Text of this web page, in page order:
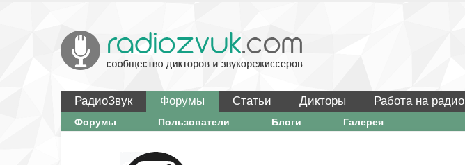
РадиоЗвук Форумы Статьи Дикторы Работа на радио
Форумы Пользователи Блоги Галерея